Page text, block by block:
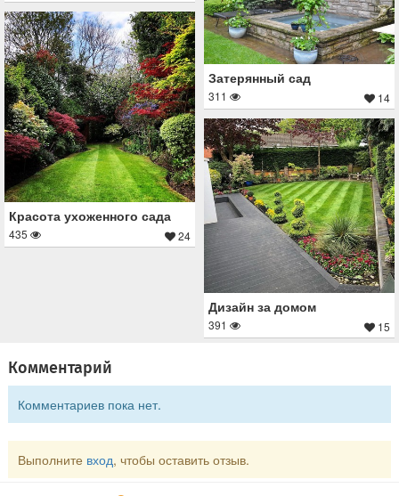
Затерянный сад
311 14
Красота ухоженного сада
435 24
Дизайн за домом
391 15
Комментарий
Комментариев пока нет.
Выполните вход, чтобы оставить отзыв.